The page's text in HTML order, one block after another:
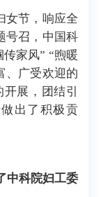
节， 响应全
号召，中国科
家风” “煦暖
、广受欢迎的
展，团结引
出了积极贡
中科院妇工委